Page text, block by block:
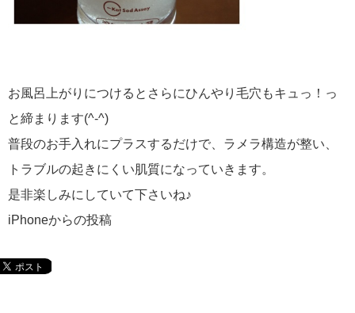
お風呂上がりにつけるとさらにひんやり毛穴もキュっ！っ
と締まります(^-^)
普段のお手入れにプラスするだけで、ラメラ構造が整い、
トラブルの起きにくい肌質になっていきます。
是非楽しみにしていて下さいね♪
iPhoneからの投稿